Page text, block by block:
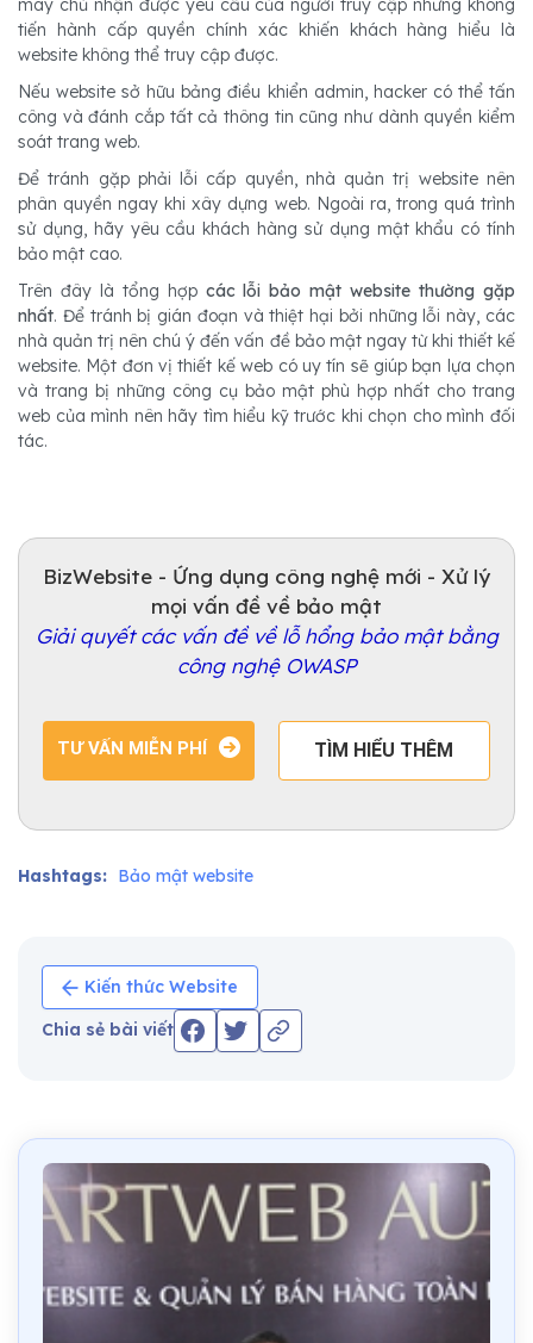
máy chủ nhận được yêu cầu của người truy cập nhưng không
tiến hành cấp quyền chính xác khiến khách hàng hiểu là
website không thể truy cập được.
Nếu website sở hữu bảng điều khiển admin, hacker có thể tấn
công và đánh cắp tất cả thông tin cũng như dành quyền kiểm
soát trang web.
Để tránh gặp phải lỗi cấp quyền, nhà quản trị website nên
phân quyền ngay khi xây dựng web. Ngoài ra, trong quá trình
sử dụng, hãy yêu cầu khách hàng sử dụng mật khẩu có tính
bảo mật cao.
Trên đây là tổng hợp các lỗi bảo mật website thường gặp
nhất. Để tránh bị gián đoạn và thiệt hại bởi những lỗi này, các
nhà quản trị nên chú ý đến vấn đề bảo mật ngay từ khi thiết kế
website. Một đơn vị thiết kế web có uy tín sẽ giúp bạn lựa chọn
và trang bị những công cụ bảo mật phù hợp nhất cho trang
web của mình nên hãy tìm hiểu kỹ trước khi chọn cho mình đối
tác.
BizWebsite - Ứng dụng công nghệ mới - Xử lý
mọi vấn đề về bảo mật
Giải quyết các vấn đề về lỗ hổng bảo mật bằng
công nghệ OWASP
TƯ VẤN MIỄN PHÍ TÌM HIỂU THÊM
Hashtags: Bảo mật website
Kiến thức Website
Chia sẻ bài viết